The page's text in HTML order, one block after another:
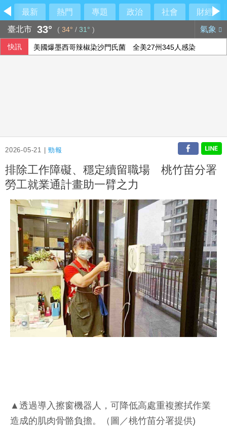
最新 熱門 專題 政治 社會
財經
臺北市 33° ( 34° / 31° ) 氣象
快訊 美國爆墨西哥辣椒染沙門氏菌 全美27州345人感染
2026-05-21 |勁報
排除工作障礙、穩定續留職場 桃竹苗分署
勞工就業通計畫助一臂之力
▲透過導入擦窗機器人，可降低高處重複擦拭作業
造成的肌肉骨骼負擔。（圖／桃竹苗分署提供)